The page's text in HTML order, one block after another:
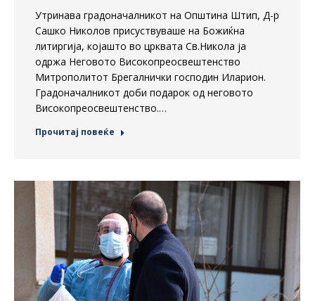
Утринава градоначалникот на Општина Штип, Д-р
Сашко Николов присуствуваше на Божиќна
литиргија, којашто во црквата Св.Никола ја
одржа Неговото Високопреосвештенство
Митрополитот Брегалнички господин Иларион.
Градоначалникот доби подарок од неговото
Високопреосвештенство.…
Прочитај повеќе